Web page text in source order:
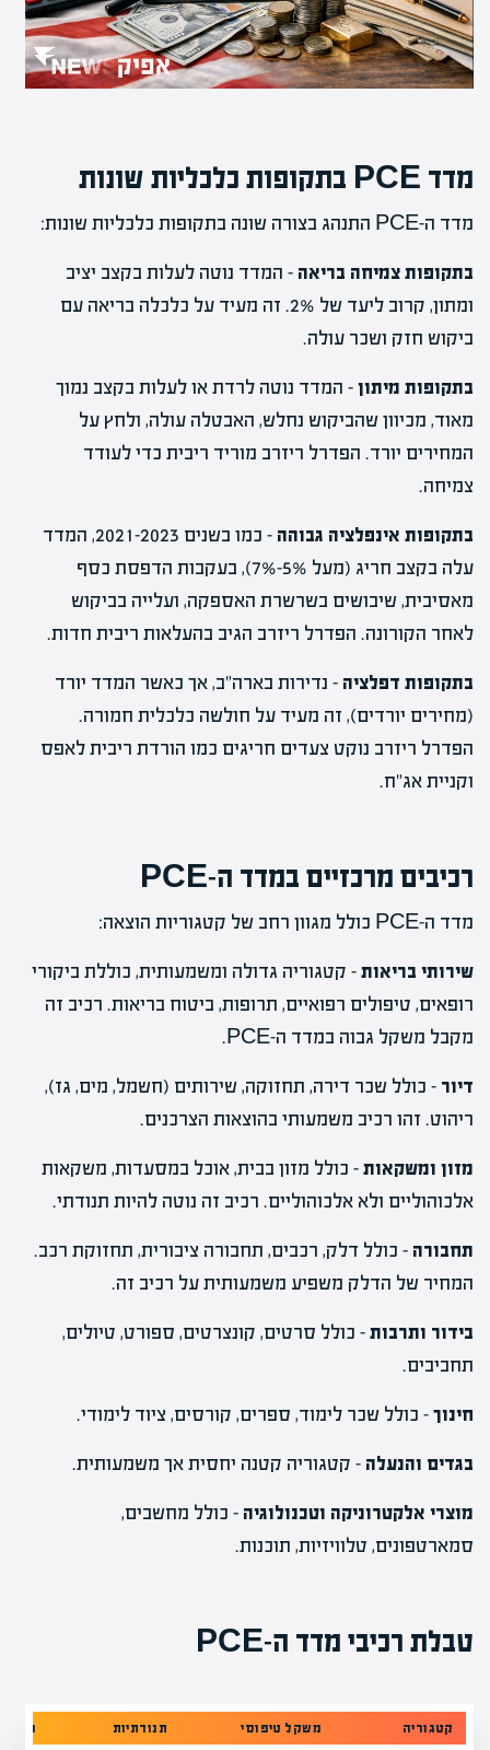
מדד PCE בתקופות כלכליות שונות
מדד ה-PCE התנהג בצורה שונה בתקופות כלכליות שונות:
בתקופות צמיחה בריאה – המדד נוטה לעלות בקצב יציב
ומתון, קרוב ליעד של 2%. זה מעיד על כלכלה בריאה עם
ביקוש חזק ושכר עולה.
בתקופות מיתון– המדד נוטה לרדת או לעלות בקצב נמוך
מאוד, מכיוון שהביקוש נחלש, האבטלה עולה, ולחץ על
המחירים יורד. הפדרל ריזרב מוריד ריבית כדי לעודד
צמיחה.
בתקופות אינפלציה גבוהה – כמו בשנים
המדד
עלה בקצב חריג (מעל 5%-7%), בעקבות הדפסת כסף
מאסיבית, שיבושים בשרשרת האספקה, ועלייה בביקוש
לאחר הקורונה. הפדרל ריזרב הגיב בהעלאות ריבית חדות.
בתקופות דפלציה – נדירות בארה"ב, אך כאשר המדד יורד
(מחירים יורדים), זה מעיד על חולשה כלכלית חמורה.
הפדרל ריזרב נוקט צעדים חריגים כמו הורדת ריבית לאפס
וקניית אג"ח.
רכיבים מרכזיים במדד ה-PCE
מדד ה-PCE כולל מגוון רחב של קטגוריות הוצאה:
שירותי בריאות– קטגוריה גדולה ומשמעותית, כוללת ביקורי
רופאים, טיפולים רפואיים, תרופות, ביטוח בריאות. רכיב זה
מקבל משקל גבוה במדד ה-PCE.
דיור – כולל שכר דירה, תחזוקה, שירותים (חשמל, מים, גז),
ריהוט. זהו רכיב משמעותי בהוצאות הצרכנים.
מזון ומשקאות– כולל מזון בבית, אוכל במסעדות, משקאות
אלכוהוליים ולא אלכוהוליים. רכיב זה נוטה להיות תנודתי.
תחבורה – כולל דלק, רכבים, תחבורה ציבורית, תחזוקת רכב.
המחיר של הדלק משפיע משמעותית על רכיב זה.
בידור ותרבות– כולל סרטים, קונצרטים, ספורט, טיולים,
תחביבים.
חינוך– כולל שכר לימוד, ספרים, קורסים, ציוד לימודי.
בגדים והנעלה – קטגוריה קטנה יחסית אך משמעותית.
מוצרי אלקטרוניקה וטכנולוגיה – כולל מחשבים,
סמארטפונים, טלוויזיות, תוכנות.
טבלת רכיבי מדד ה-PCE
קטגוריה משקל טיפוסי תנודתיות